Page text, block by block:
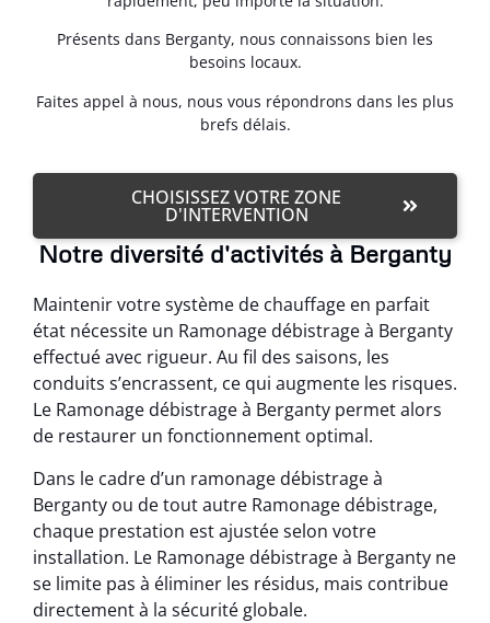
Présents dans Berganty, nous connaissons bien les
besoins locaux.
Faites appel à nous, nous vous répondrons dans les plus
brefs délais.
CHOISISSEZ VOTRE ZONE
D'INTERVENTION
Notre diversité d'activités à Berganty
Maintenir votre système de chauffage en parfait
état nécessite un Ramonage débistrage à Berganty
effectué avec rigueur. Au fil des saisons, les
conduits s’encrassent, ce qui augmente les risques.
Le Ramonage débistrage à Berganty permet alors
de restaurer un fonctionnement optimal.
Dans le cadre d’un ramonage débistrage à
Berganty ou de tout autre Ramonage débistrage,
chaque prestation est ajustée selon votre
installation. Le Ramonage débistrage à Berganty ne
se limite pas à éliminer les résidus, mais contribue
directement à la sécurité globale.